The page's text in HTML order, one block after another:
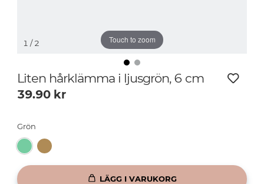
Touch to zoom
1 / 2
Liten hårklämma i ljusgrön, 6 cm
39.90 kr
Grön
LÄGG I VARUKORG